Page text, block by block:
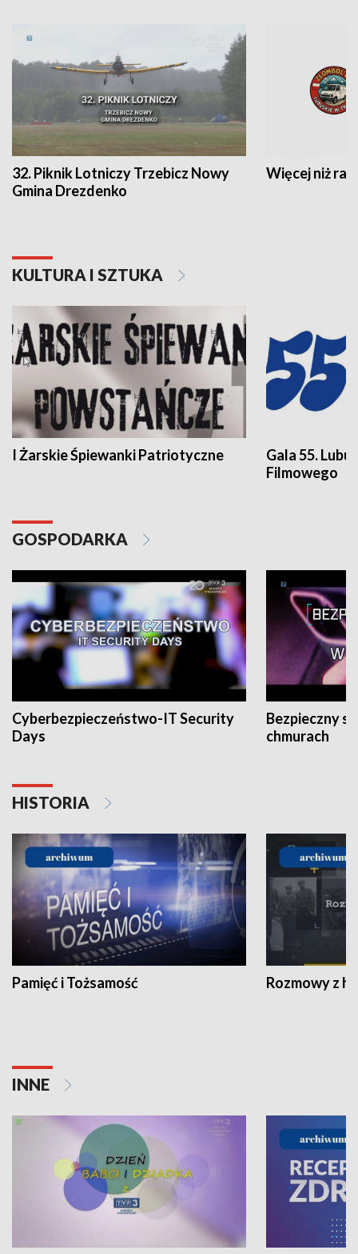
32. Piknik Lotniczy Trzebicz Nowy
Gmina Drezdenko
Więcej niż rajd
KULTURA I SZTUKA
I Żarskie Śpiewanki Patriotyczne
Gala 55.
Filmowego
GOSPODARKA
Cyberbezpieczeństwo-IT Security
Days
Bezpieczny
chmurach
HISTORIA
Pamięć i Tożsamość Rozmowy z
INNE